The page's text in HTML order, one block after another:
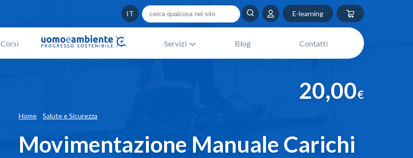
IT E-learning
Corsi Servizi Blog Contatti
20,00€
Home Salute e Sicurezza
Movimentazione Manuale Carichi